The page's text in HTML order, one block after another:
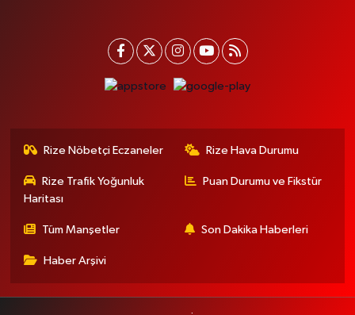
Rize Nöbetçi Eczaneler Rize Hava Durumu
Rize Trafik Yoğunluk
Haritası
Puan Durumu ve Fikstür
Tüm Manşetler Son Dakika Haberleri
Haber Arşivi